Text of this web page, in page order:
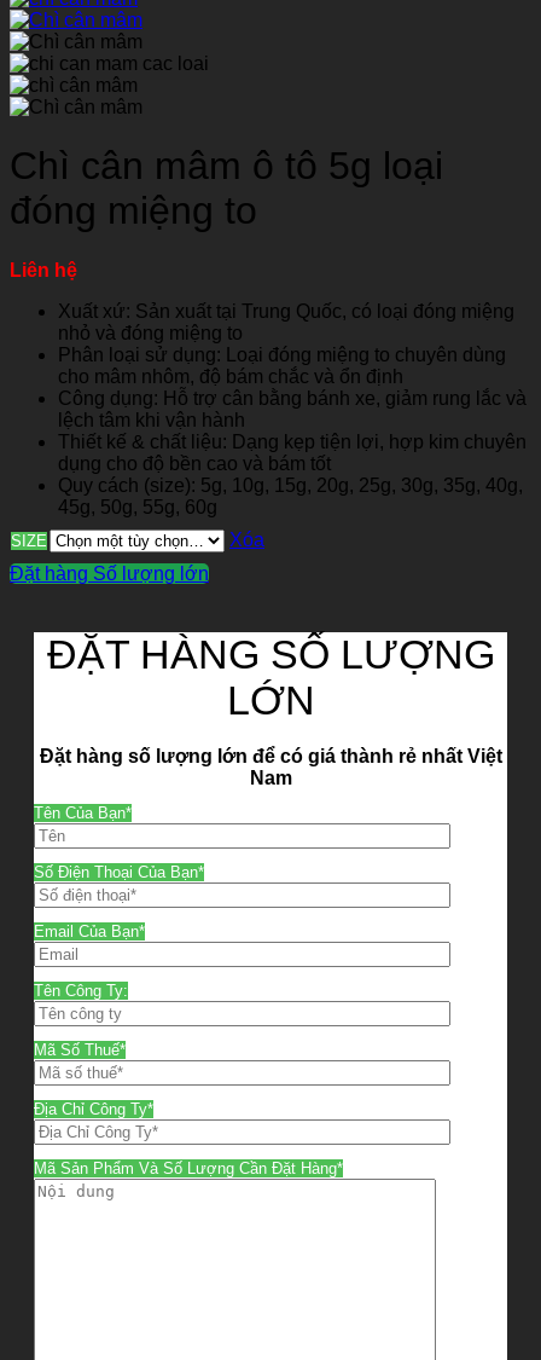
Chì cân mâm ô tô 5g loại
đóng miệng to
Liên hệ
Xuất xứ: Sản xuất tại Trung Quốc, có loại đóng miệng
nhỏ và đóng miệng to
Phân loại sử dụng: Loại đóng miệng to chuyên dùng
cho mâm nhôm, độ bám chắc và ổn định
Công dụng: Hỗ trợ cân bằng bánh xe, giảm rung lắc và
lệch tâm khi vận hành
Thiết kế & chất liệu: Dạng kẹp tiện lợi, hợp kim chuyên
dụng cho độ bền cao và bám tốt
Quy cách (size): 5g, 10g, 15g, 20g, 25g, 30g, 35g, 40g,
45g, 50g, 55g, 60g
SIZE
Xóa
Đặt hàng Số lượng lớn
ĐẶT HÀNG SỐ LƯỢNG
LỚN
Đặt hàng số lượng lớn để có giá thành rẻ nhất Việt
Nam
Tên Của Bạn*
Số Điện Thoại Của Bạn*
Email Của Bạn*
Tên Công Ty:
Mã Số Thuế*
Địa Chỉ Công Ty*
Mã Sản Phẩm Và Số Lượng Cần Đặt Hàng*